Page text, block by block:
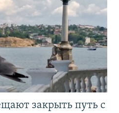
закрыть путь с